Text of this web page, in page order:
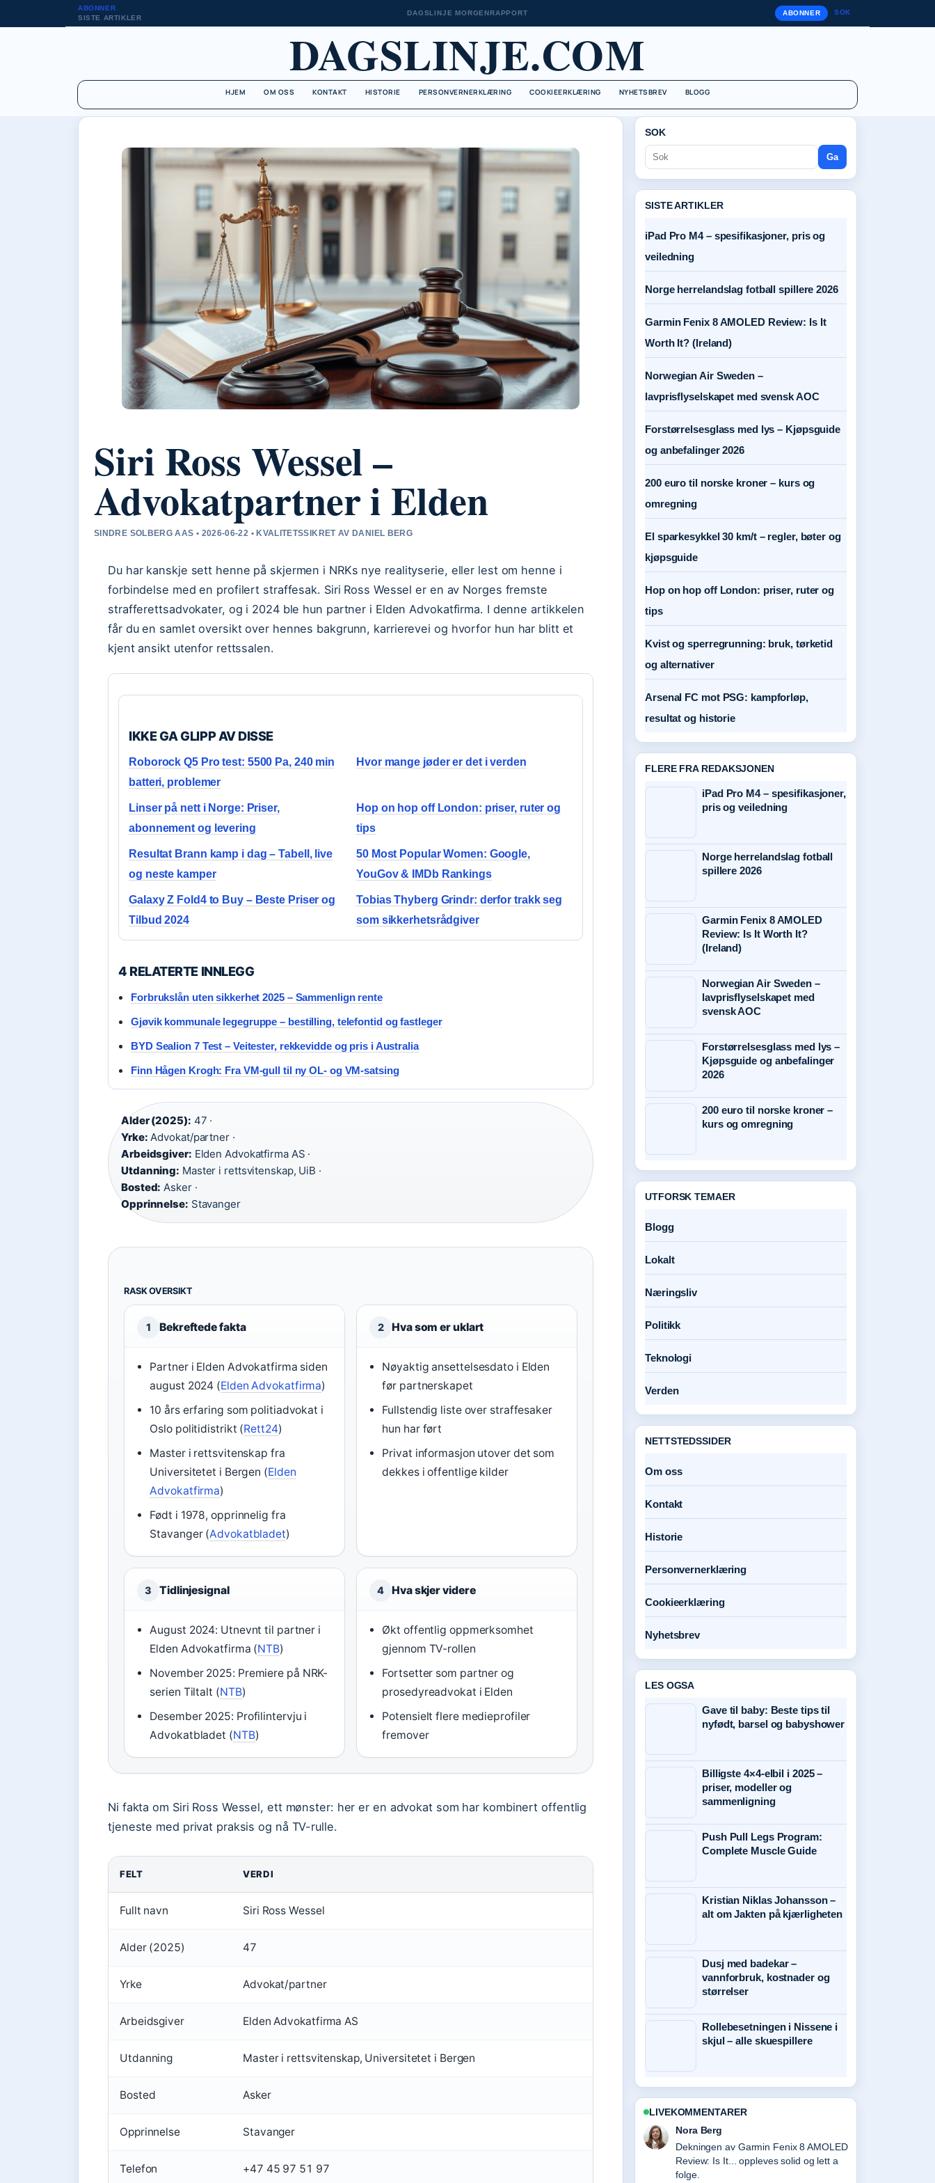
ABONNER
SISTE ARTIKLER
DAGSLINJE MORGENRAPPORT ABONNER SOK
DAGSLINJE.COM
HJEM OM OSS KONTAKT HISTORIE PERSONVERNERKLÆRING COOKIEERKLÆRING NYHETSBREV BLOGG
Siri Ross Wessel –
Advokatpartner i Elden
SINDRE SOLBERG AAS • 2026-06-22 • KVALITETSSIKRET AV DANIEL BERG
Du har kanskje sett henne på skjermen i NRKs nye realityserie, eller lest om henne i
forbindelse med en profilert straffesak. Siri Ross Wessel er en av Norges fremste
strafferettsadvokater, og i 2024 ble hun partner i Elden Advokatfirma. I denne artikkelen
får du en samlet oversikt over hennes bakgrunn, karrierevei og hvorfor hun har blitt et
kjent ansikt utenfor rettssalen.
IKKE GA GLIPP AV DISSE
Roborock Q5 Pro test: 5500 Pa, 240 min
batteri, problemer
Hvor mange jøder er det i verden
Linser på nett i Norge: Priser,
abonnement og levering
Hop on hop off London: priser, ruter og
tips
Resultat Brann kamp i dag – Tabell, live
og neste kamper
50 Most Popular Women: Google,
YouGov & IMDb Rankings
Galaxy Z Fold4 to Buy – Beste Priser og
Tilbud 2024
Tobias Thyberg Grindr: derfor trakk seg
som sikkerhetsrådgiver
4 RELATERTE INNLEGG
Forbrukslån uten sikkerhet 2025 – Sammenlign rente
Gjøvik kommunale legegruppe – bestilling, telefontid og fastleger
BYD Sealion 7 Test – Veitester, rekkevidde og pris i Australia
Finn Hågen Krogh: Fra VM-gull til ny OL- og VM-satsing
Alder (2025): 47 ·
Yrke: Advokat/partner ·
Arbeidsgiver: Elden Advokatfirma AS ·
Utdanning: Master i rettsvitenskap, UiB ·
Bosted: Asker ·
Opprinnelse: Stavanger
RASK OVERSIKT
1 Bekreftede fakta
Partner i Elden Advokatfirma siden
august 2024 (Elden Advokatfirma)
10 års erfaring som politiadvokat i
Oslo politidistrikt (Rett24)
Master i rettsvitenskap fra
Universitetet i Bergen (Elden
Advokatfirma)
Født i 1978, opprinnelig fra
Stavanger (Advokatbladet)
2 Hva som er uklart
Nøyaktig ansettelsesdato i Elden
før partnerskapet
Fullstendig liste over straffesaker
hun har ført
Privat informasjon utover det som
dekkes i offentlige kilder
3 Tidlinjesignal
August 2024: Utnevnt til partner i
Elden Advokatfirma (NTB)
November 2025: Premiere på NRK-
serien Tiltalt (NTB)
Desember 2025: Profilintervju i
Advokatbladet (NTB)
4 Hva skjer videre
Økt offentlig oppmerksomhet
gjennom TV-rollen
Fortsetter som partner og
prosedyreadvokat i Elden
Potensielt flere medieprofiler
fremover
Ni fakta om Siri Ross Wessel, ett mønster: her er en advokat som har kombinert offentlig
tjeneste med privat praksis og nå TV-rulle.
FELT VERDI
Fullt navn Siri Ross Wessel
Alder (2025) 47
Yrke Advokat/partner
Arbeidsgiver Elden Advokatfirma AS
Utdanning Master i rettsvitenskap, Universitetet i Bergen
Bosted Asker
Opprinnelse Stavanger
Telefon +47 45 97 51 97
SOK
Ga
SISTE ARTIKLER
iPad Pro M4 – spesifikasjoner, pris og
veiledning
Norge herrelandslag fotball spillere 2026
Garmin Fenix 8 AMOLED Review: Is It
Worth It? (Ireland)
Norwegian Air Sweden –
lavprisflyselskapet med svensk AOC
Forstørrelsesglass med lys – Kjøpsguide
og anbefalinger 2026
200 euro til norske kroner – kurs og
omregning
El sparkesykkel 30 km/t – regler, bøter og
kjøpsguide
Hop on hop off London: priser, ruter og
tips
Kvist og sperregrunning: bruk, tørketid
og alternativer
Arsenal FC mot PSG: kampforløp,
resultat og historie
FLERE FRA REDAKSJONEN
iPad Pro M4 – spesifikasjoner,
pris og veiledning
Norge herrelandslag fotball
spillere 2026
Garmin Fenix 8 AMOLED
Review: Is It Worth It?
(Ireland)
Norwegian Air Sweden –
lavprisflyselskapet med
svensk AOC
Forstørrelsesglass med lys –
Kjøpsguide og anbefalinger
2026
200 euro til norske kroner –
kurs og omregning
UTFORSK TEMAER
Blogg
Lokalt
Næringsliv
Politikk
Teknologi
Verden
NETTSTEDSSIDER
Om oss
Kontakt
Historie
Personvernerklæring
Cookieerklæring
Nyhetsbrev
LES OGSA
Gave til baby: Beste tips til
nyfødt, barsel og babyshower
Billigste 4×4-elbil i 2025 –
priser, modeller og
sammenligning
Push Pull Legs Program:
Complete Muscle Guide
Kristian Niklas Johansson –
alt om Jakten på kjærligheten
Dusj med badekar –
vannforbruk, kostnader og
størrelser
Rollebesetningen i Nissene i
skjul – alle skuespillere
LIVEKOMMENTARER
Emil Johansen
Sterkt verifiseringsarbeid rundt iPad Pro
M4 – spesifikasjoner, pris og.... Flere
medier burde skrive slik.